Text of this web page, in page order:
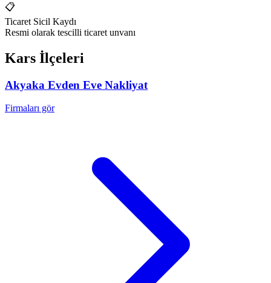
📋
Ticaret Sicil Kaydı
Resmi olarak tescilli ticaret unvanı
Kars İlçeleri
Akyaka Evden Eve Nakliyat
Firmaları gör